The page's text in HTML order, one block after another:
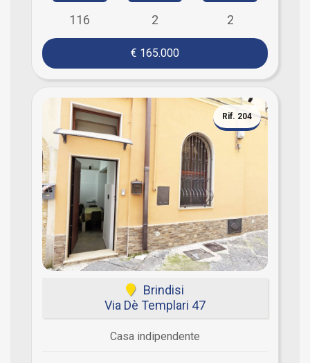
116 2 2
€ 165.000
Rif. 204
Brindisi
Via Dè Templari 47
Casa indipendente